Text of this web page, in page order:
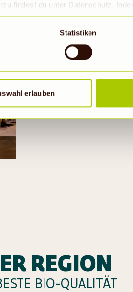
findest du unter Datenschutz.
gem. Art. 49 Abs. 1 S. 1 lit
vom Europäischen Gerichtshof
Es besteht insbesondere
möglicherweise auch ohne
Statistiken
erlauben
Viele unserer
Produkte
Gemüse,
lokale Produkte.
REGION
BIO-QUALITÄT